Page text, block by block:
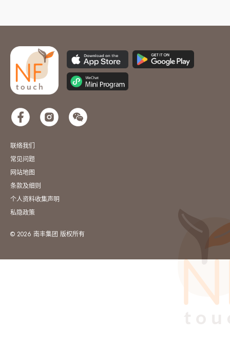
联络我们
常见问题
网站地图
条款及细则
个人资料收集声明
私隐政策
© 2026 南丰集团 版权所有